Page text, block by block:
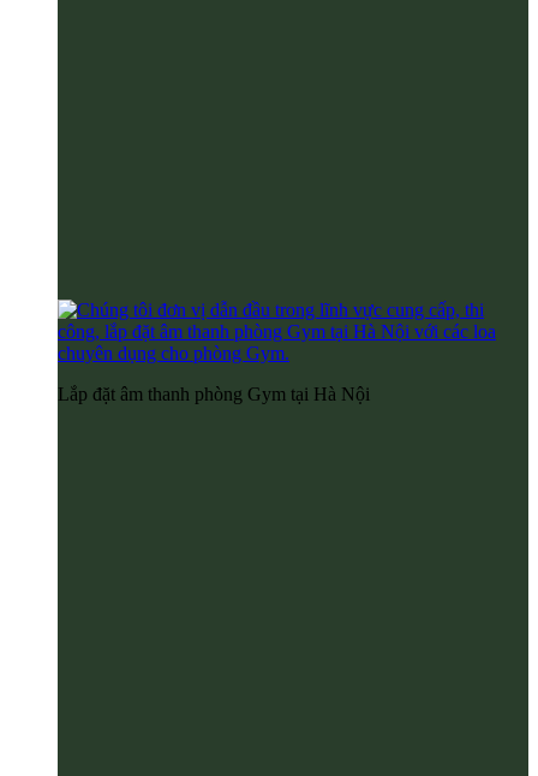
Lắp đặt âm thanh phòng Gym tại Hà Nội